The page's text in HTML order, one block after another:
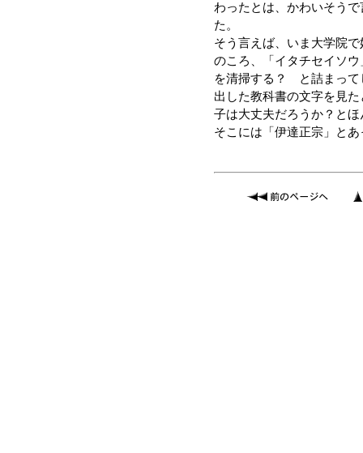
わったとは、かわいそう
た。
そう言えば、いま大学院
のころ、「イタチセイソ
を清掃する？ と詰まって
出した教科書の文字を見
子は大丈夫だろうか？と
そこには「伊達正宗」とあ